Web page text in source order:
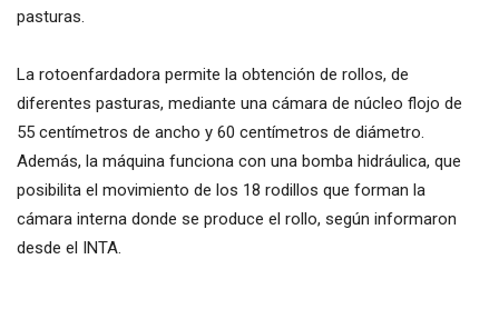
pasturas.
La rotoenfardadora permite la obtención de rollos, de
diferentes pasturas, mediante una cámara de núcleo flojo de
55 centímetros de ancho y 60 centímetros de diámetro.
Además, la máquina funciona con una bomba hidráulica, que
posibilita el movimiento de los 18 rodillos que forman la
cámara interna donde se produce el rollo, según informaron
desde el INTA.